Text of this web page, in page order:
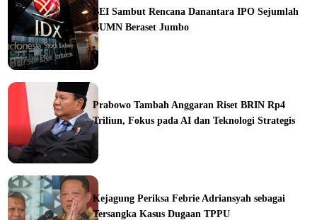
BEI Sambut Rencana Danantara IPO Sejumlah
BUMN Beraset Jumbo
Prabowo Tambah Anggaran Riset BRIN Rp4
Triliun, Fokus pada AI dan Teknologi Strategis
Kejagung Periksa Febrie Adriansyah sebagai
Tersangka Kasus Dugaan TPPU